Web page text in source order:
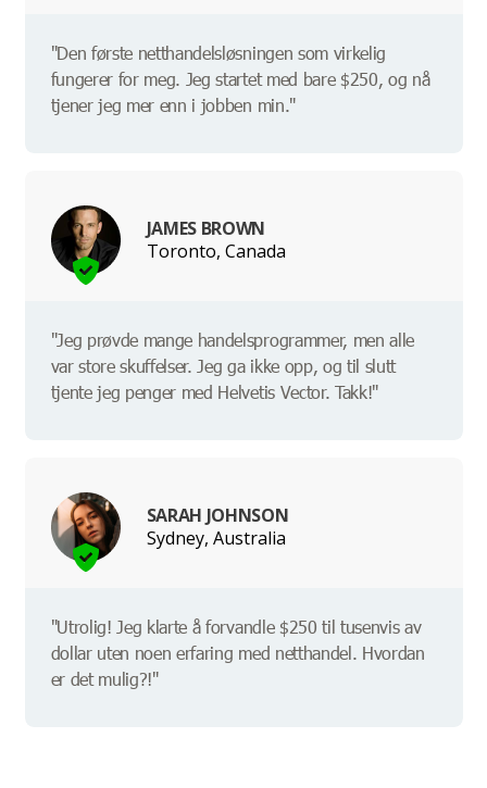
"Den første netthandelsløsningen som virkelig
fungerer for meg. Jeg startet med bare $250, og nå
tjener jeg mer enn i jobben min."
JAMES BROWN
Toronto, Canada
"Jeg prøvde mange handelsprogrammer, men alle
var store skuffelser. Jeg ga ikke opp, og til slutt
tjente jeg penger med Helvetis Vector. Takk!"
SARAH JOHNSON
Sydney, Australia
"Utrolig! Jeg klarte å forvandle $250 til tusenvis av
dollar uten noen erfaring med netthandel. Hvordan
er det mulig?!"